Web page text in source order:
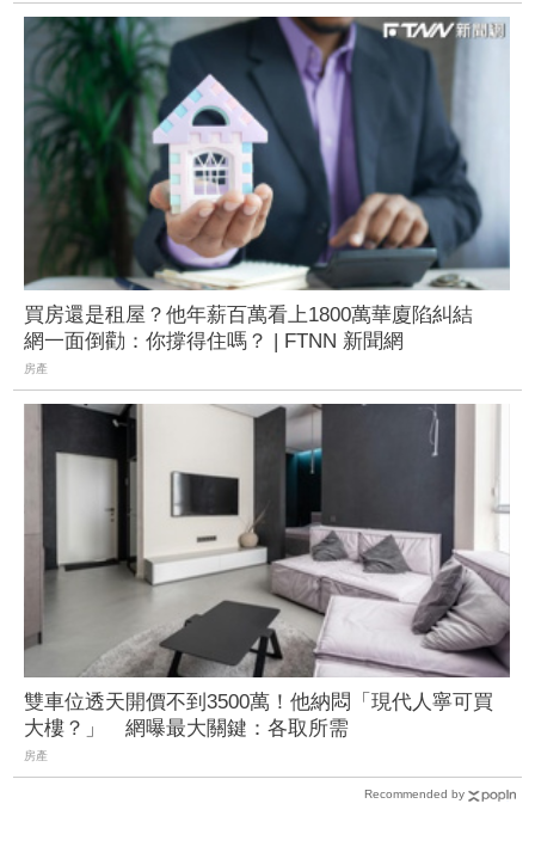
買房還是租屋？他年薪百萬看上1800萬華廈陷糾結
網一面倒勸：你撐得住嗎？ | FTNN 新聞網
房產
雙車位透天開價不到3500萬！他納悶「現代人寧可買
大樓？」 網曝最大關鍵：各取所需
房產
Recommended by